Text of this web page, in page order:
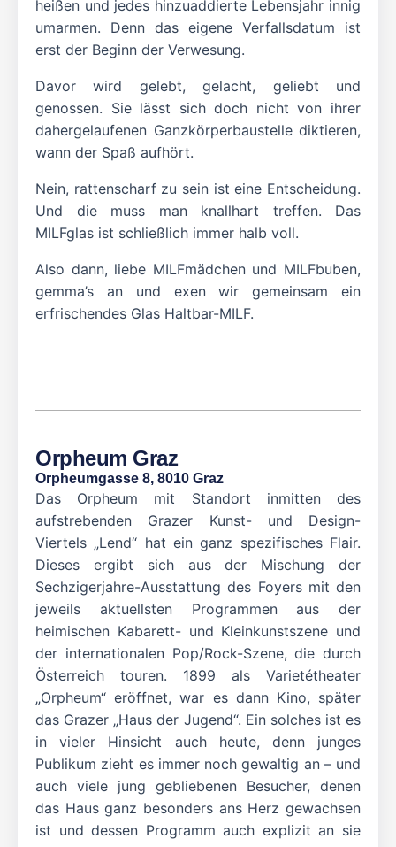
heißen und jedes hinzuaddierte Lebensjahr innig
umarmen. Denn das eigene Verfallsdatum ist
erst der Beginn der Verwesung.
Davor wird gelebt, gelacht, geliebt und
genossen. Sie lässt sich doch nicht von ihrer
dahergelaufenen Ganzkörperbaustelle diktieren,
wann der Spaß aufhört.
Nein, rattenscharf zu sein ist eine Entscheidung.
Und die muss man knallhart treffen. Das
MILFglas ist schließlich immer halb voll.
Also dann, liebe MILFmädchen und MILFbuben,
gemma’s an und exen wir gemeinsam ein
erfrischendes Glas Haltbar-MILF.
Orpheum Graz
Orpheumgasse 8, 8010 Graz
Das Orpheum mit Standort inmitten des
aufstrebenden Grazer Kunst- und Design-
Viertels „Lend“ hat ein ganz spezifisches Flair.
Dieses ergibt sich aus der Mischung der
Sechzigerjahre-Ausstattung des Foyers mit den
jeweils aktuellsten Programmen aus der
heimischen Kabarett- und Kleinkunstszene und
der internationalen Pop/Rock-Szene, die durch
Österreich touren. 1899 als Varietétheater
„Orpheum“ eröffnet, war es dann Kino, später
das Grazer „Haus der Jugend“. Ein solches ist es
in vieler Hinsicht auch heute, denn junges
Publikum zieht es immer noch gewaltig an – und
auch viele jung gebliebenen Besucher, denen
das Haus ganz besonders ans Herz gewachsen
ist und dessen Programm auch explizit an sie